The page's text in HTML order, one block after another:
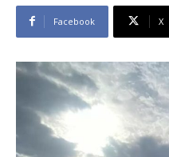
Facebook X